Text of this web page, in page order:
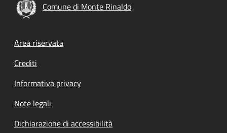
Comune di Monte Rinaldo
Footer menu
Area riservata
Crediti
Informativa privacy
Note legali
Dichiarazione di accessibilità